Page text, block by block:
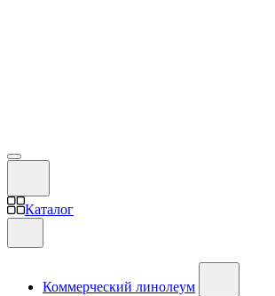
Каталог
Коммерческий линолеум